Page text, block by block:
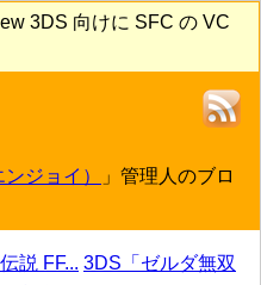
3DS 向けに SFC の VC
ジョイ）
」管理人のブロ
説 FF... 3DS「ゼルダ無双